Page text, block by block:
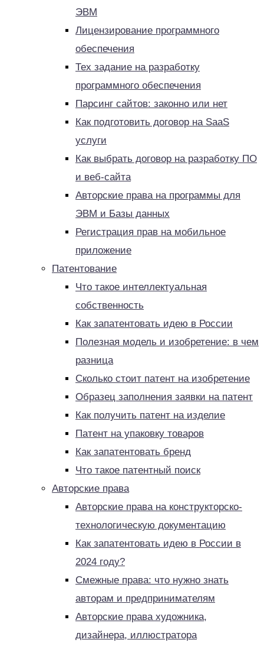
ЭВМ
Лицензирование программного
обеспечения
Тех задание на разработку
программного обеспечения
Парсинг сайтов: законно или нет
Как подготовить договор на SaaS
услуги
Как выбрать договор на разработку ПО
и веб-сайта
Авторские права на программы для
ЭВМ и Базы данных
Регистрация прав на мобильное
приложение
Патентование
Что такое интеллектуальная
собственность
Как запатентовать идею в России
Полезная модель и изобретение: в чем
разница
Сколько стоит патент на изобретение
Образец заполнения заявки на патент
Как получить патент на изделие
Патент на упаковку товаров
Как запатентовать бренд
Что такое патентный поиск
Авторские права
Авторские права на конструкторско-
технологическую документацию
Как запатентовать идею в России в
2024 году?
Смежные права: что нужно знать
авторам и предпринимателям
Авторские права художника,
дизайнера, иллюстратора